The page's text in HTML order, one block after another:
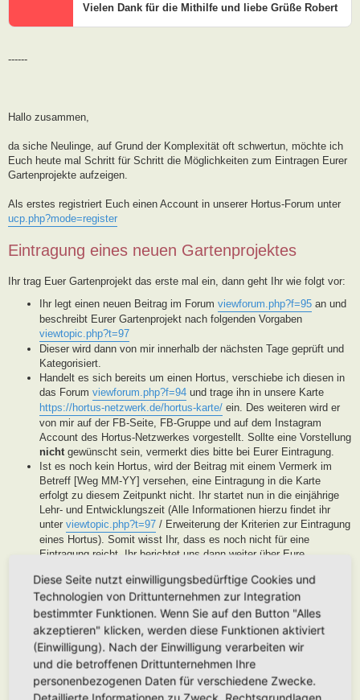
Vielen Dank für die Mithilfe und liebe Grüße Robert
------
Hallo zusammen,
da siche Neulinge, auf Grund der Komplexität oft schwertun, möchte ich
Euch heute mal Schritt für Schritt die Möglichkeiten zum Eintragen Eurer
Gartenprojekte aufzeigen.
Als erstes registriert Euch einen Account in unserer Hortus-Forum unter
ucp.php?mode=register
Eintragung eines neuen Gartenprojektes
Ihr trag Euer Gartenprojekt das erste mal ein, dann geht Ihr wie folgt vor:
Ihr legt einen neuen Beitrag im Forum viewforum.php?f=95 an und
beschreibt Eurer Gartenprojekt nach folgenden Vorgaben
viewtopic.php?t=97
Dieser wird dann von mir innerhalb der nächsten Tage geprüft und
Kategorisiert.
Handelt es sich bereits um einen Hortus, verschiebe ich diesen in
das Forum viewforum.php?f=94 und trage ihn in unsere Karte
https://hortus-netzwerk.de/hortus-karte/ ein. Des weiteren wird er
von mir auf der FB-Seite, FB-Gruppe und auf dem Instagram
Account des Hortus-Netzwerkes vorgestellt. Sollte eine Vorstellung
nichtgewünscht sein, vermerkt dies bitte bei Eurer Eintragung.
Ist es noch kein Hortus, wird der Beitrag mit einem Vermerk im
Betreff [Weg MM-YY] versehen, eine Eintragung in die Karte
erfolgt zu diesem Zeitpunkt nicht. Ihr startet nun in die einjährige
Lehr- und Entwicklungszeit (Alle Informationen hierzu findet ihr
unter viewtopic.php?t=97 / Erweiterung der Kriterien zur Eintragung
eines Hortus). Somit wisst Ihr, dass es noch nicht für eine
Eintragung reicht, Ihr berichtet uns dann weiter über Eure
der Entwicklung Eures Gartens. Wenn unser Moderatorenteam der
Meinung ist, Euer Garten ist soweit, werden wir diesen als Hortus
eintragen. Eine Überprüfung erfolgt spätestens nach Ablauf des
Lehr- und Entwicklungsjahres. Stellen wir in dieser Zeit keine
Aktivität fest, werden wir die Eintragung archivieren.
Handelt es sich generell um keinen Hortus sondern um ein
Hortanes Habitat (Alle Gartenprojekte, die keinen klassischen
Hortus mit den drei Zonen darstellen, aber in Anlehnung an das
Diese Seite nutzt einwilligungsbedürftige Cookies und
Technologien von Drittunternehmen zur Integration
bestimmter Funktionen. Wenn Sie auf den Button "Alles
akzeptieren" klicken, werden diese Funktionen aktiviert
(Einwilligung). Nach der Einwilligung verarbeiten wir
und die betroffenen Drittunternehmen Ihre
personenbezogenen Daten für verschiedene Zwecke.